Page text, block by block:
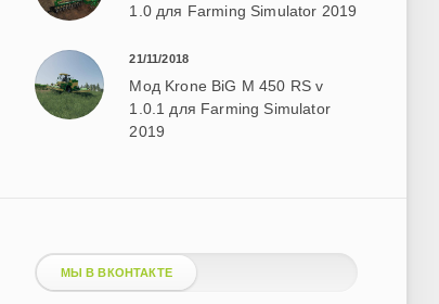
1.0 для Farming Simulator 2019
21/11/2018
Мод Krone BiG M 450 RS v
1.0.1 для Farming Simulator
2019
МЫ В ВКОНТАКТЕ